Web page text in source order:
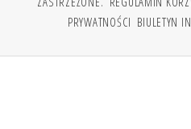
PRYWATNOŚCI BIULETYN